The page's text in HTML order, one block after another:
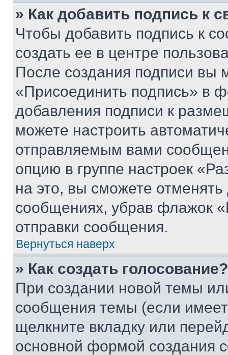
» Как добавить подпись к
Чтобы добавить подпись к
создать ее в центре
После создания подписи вы
«Присоединить подпись» в
добавления подписи к
можете настроить
отправляемым вами
опцию в группе настроек
на это, вы сможете
сообщениях, убрав флажок
отправки сообщения.
Вернуться наверх
» Как создать голосование?
При создании новой темы
сообщения темы (если
щелкните вкладку или
основной формой создания